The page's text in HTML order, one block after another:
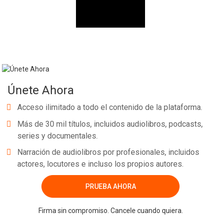
Únete Ahora
Acceso ilimitado a todo el contenido de la plataforma.
Más de 30 mil títulos, incluidos audiolibros, podcasts,
series y documentales.
Narración de audiolibros por profesionales, incluidos
actores, locutores e incluso los propios autores.
PRUEBA AHORA
Firma sin compromiso. Cancele cuando quiera.